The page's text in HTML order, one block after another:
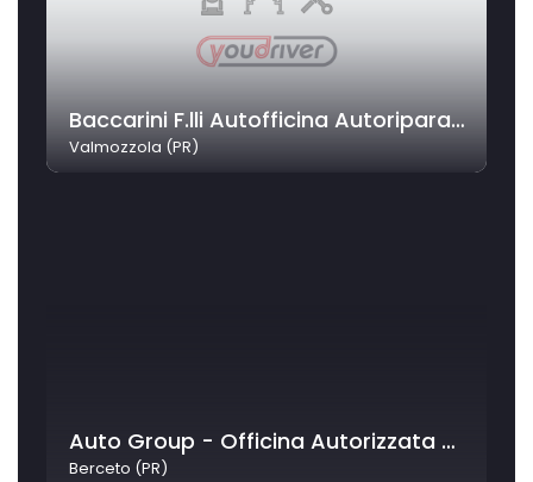
Baccarini F.lli Autofficina Autoriparazioni
Valmozzola (PR)
Auto Group - Officina Autorizzata Fiat
Berceto (PR)